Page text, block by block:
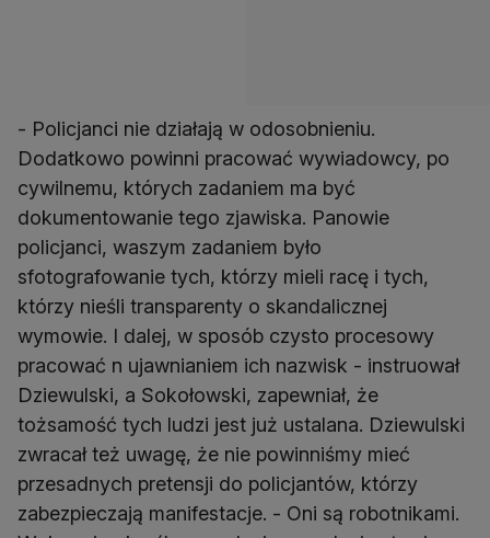
- Policjanci nie działają w odosobnieniu.
Dodatkowo powinni pracować wywiadowcy, po
cywilnemu, których zadaniem ma być
dokumentowanie tego zjawiska. Panowie
policjanci, waszym zadaniem było
sfotografowanie tych, którzy mieli racę i tych,
którzy nieśli transparenty o skandalicznej
wymowie. I dalej, w sposób czysto procesowy
pracować n ujawnianiem ich nazwisk - instruował
Dziewulski, a Sokołowski, zapewniał, że
tożsamość tych ludzi jest już ustalana. Dziewulski
zwracał też uwagę, że nie powinniśmy mieć
przesadnych pretensji do policjantów, którzy
zabezpieczają manifestacje. - Oni są robotnikami.